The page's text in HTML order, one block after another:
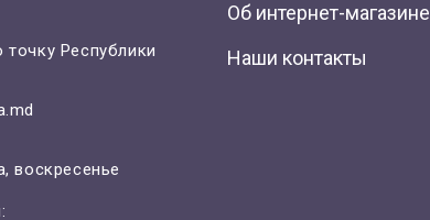
Республики
воскресенье
Об интернет-магазине
Наши контакты